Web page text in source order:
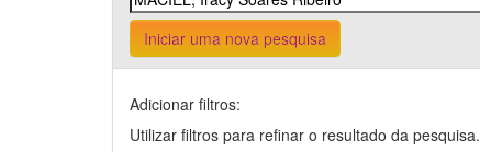
Iniciar uma nova pesquisa
Adicionar filtros:
Utilizar filtros para refinar o resultado da pesquisa.